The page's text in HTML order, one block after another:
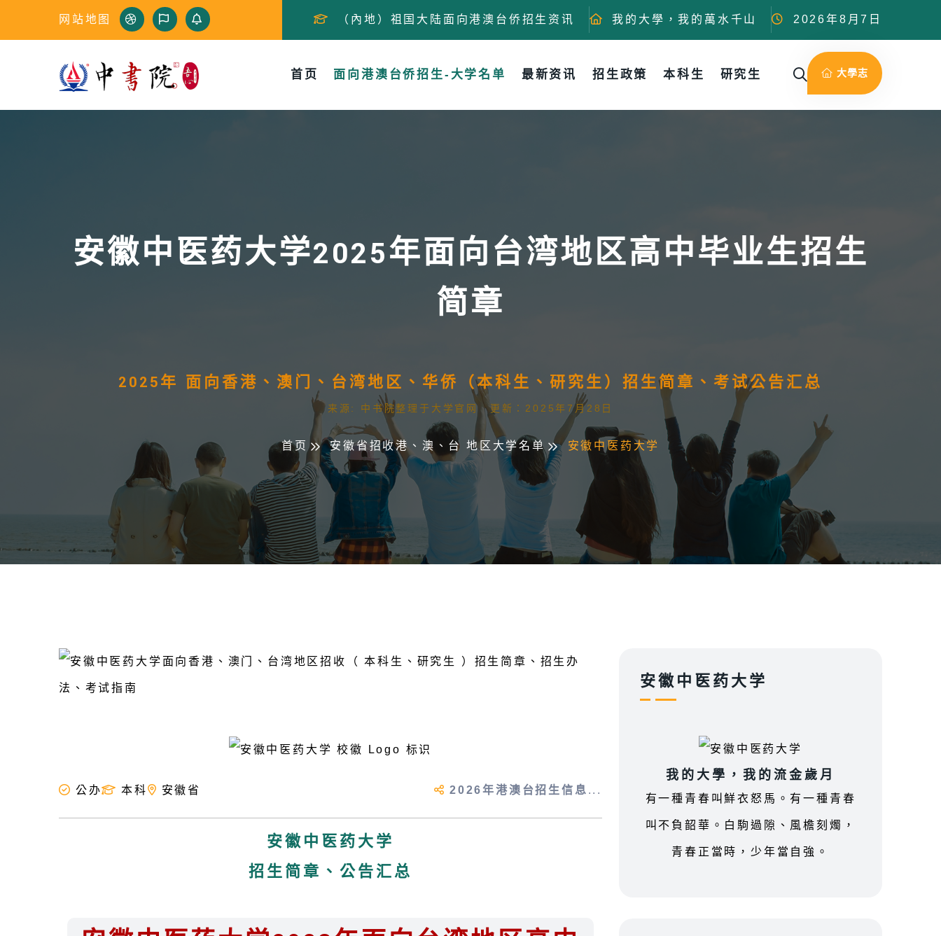
网站地图 （內地）祖国大陆面向港澳台侨招生资讯 我的大學，我的萬水千山 2026年8月7日
首页 面向港澳台侨招生-大学名单 最新资讯 招生政策 本科生 研究生 大學志
安徽中医药大学2025年面向台湾地区高中毕业生招生
简章
2025年 面向香港、澳门、台湾地区、华侨（本科生、研究生）招生简章、考试公告汇总
来源: 中书院整理于大学官网 更新：2025年7月28日
首页 安徽省招收港、澳、台 地区大学名单 安徽中医药大学
公办 本科 安徽省 2026年港澳台招生信息 ...
安徽中医药大学
招生简章、公告汇总
安徽中医药大学
我的大學，我的流金歲月
有一種青春叫鮮衣怒馬。有一種青春
叫不負韶華。白駒過隙、風檐刻燭，
青春正當時，少年當自強。